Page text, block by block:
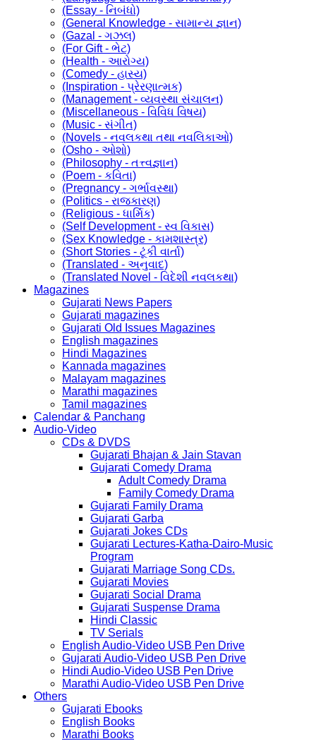
(Essay - નિબંધો)
(General Knowledge - સામાન્ય જ્ઞાન)
(Gazal - ગઝલ)
(For Gift - ભેટ)
(Health - આરોગ્ય)
(Comedy - હાસ્ય)
(Inspiration - પ્રેરણાત્મક)
(Management - વ્યવસ્થા સંચાલન)
(Miscellaneous - વિવિધ વિષય)
(Music - સંગીત)
(Novels - નવલકથા તથા નવલિકાઓ)
(Osho - ઓશો)
(Philosophy - તત્ત્વજ્ઞાન)
(Poem - કવિતા)
(Pregnancy - ગર્ભાવસ્થા)
(Politics - રાજકારણ)
(Religious - ધાર્મિક)
(Self Development - સ્વ વિકાસ)
(Sex Knowledge - કામશાસ્ત્ર)
(Short Stories - ટૂંકી વાર્તા)
(Translated - અનુવાદ)
(Translated Novel - વિદેશી નવલકથા)
Magazines
Gujarati News Papers
Gujarati magazines
Gujarati Old Issues Magazines
English magazines
Hindi Magazines
Kannada magazines
Malayam magazines
Marathi magazines
Tamil magazines
Calendar & Panchang
Audio-Video
CDs & DVDS
Gujarati Bhajan & Jain Stavan
Gujarati Comedy Drama
Adult Comedy Drama
Family Comedy Drama
Gujarati Family Drama
Gujarati Garba
Gujarati Jokes CDs
Gujarati Lectures-Katha-Dairo-Music
Program
Gujarati Marriage Song CDs.
Gujarati Movies
Gujarati Social Drama
Gujarati Suspense Drama
Hindi Classic
TV Serials
English Audio-Video USB Pen Drive
Gujarati Audio-Video USB Pen Drive
Hindi Audio-Video USB Pen Drive
Marathi Audio-Video USB Pen Drive
Others
Gujarati Ebooks
English Books
Marathi Books